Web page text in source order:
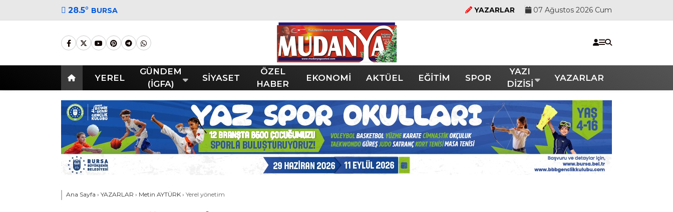
28.5° BURSA YAZARLAR 07 Ağustos 2026 Cum
YEREL
GÜNDEM
(İGFA)
SİYASET
ÖZEL
HABER
EKONOMİ AKTÜEL EĞİTİM SPOR
YAZI
DİZİSİ
YAZARLAR
Ana Sayfa › YAZARLAR › Metin AYTÜRK › Yerel yönetim